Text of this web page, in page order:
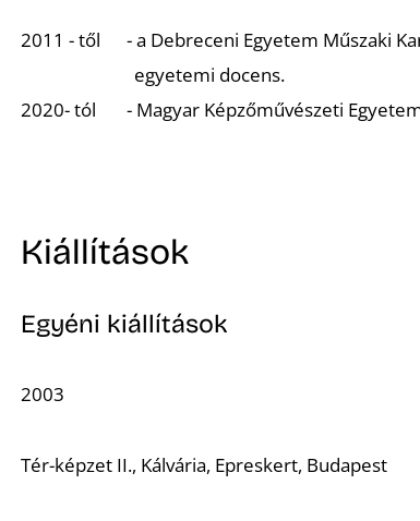
2011 - től - a Debreceni Egyetem Műszaki
egyetemi docens.
2020- tól - Magyar Képzőművészeti
Kiállítások
Egyéni kiállítások
2003
Tér-képzet II., Kálvária, Epreskert, Budapest